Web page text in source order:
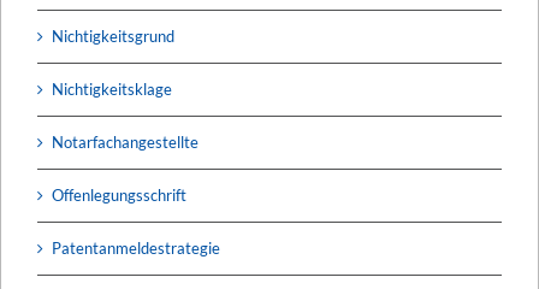
Nichtigkeitsgrund
Nichtigkeitsklage
Notarfachangestellte
Offenlegungsschrift
Patentanmeldestrategie